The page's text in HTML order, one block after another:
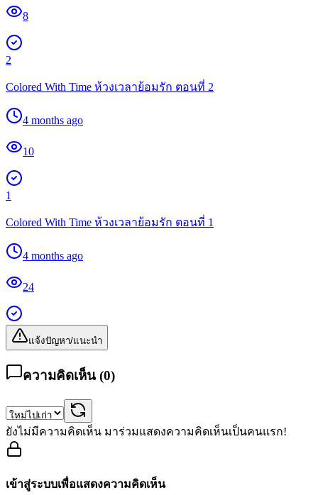
8
2
Colored With Time ห้วงเวลาย้อมรัก ตอนที่ 2
4 months ago
10
1
Colored With Time ห้วงเวลาย้อมรัก ตอนที่ 1
4 months ago
24
แจ้งปัญหา/แนะนำ
ความคิดเห็น (0)
ยังไม่มีความคิดเห็น มาร่วมแสดงความคิดเห็นเป็นคนแรก!
เข้าสู่ระบบเพื่อแสดงความคิดเห็น